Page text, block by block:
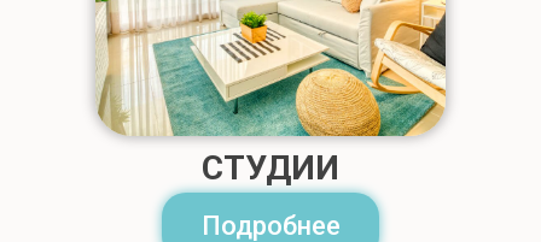
ПРЕИМУЩЕСТВА
СТУДИИ
Подробнее